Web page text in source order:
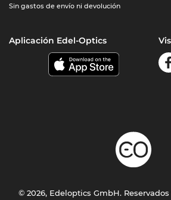
Sin gastos de envío ni devolución
Aplicación Edel-Optics
© 2026, Edeloptics GmbH.